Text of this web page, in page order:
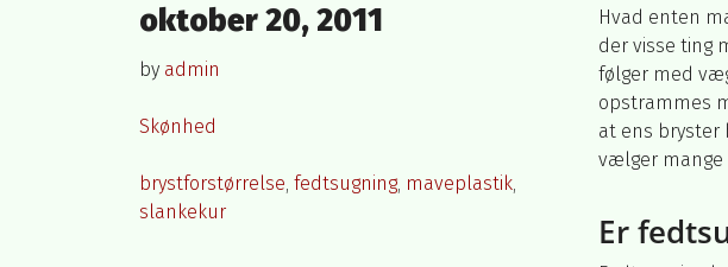
Posted
on
oktober 20, 2011
by admin
Posted
Skønhed
Tagged
brystforstørrelse, fedtsugning, maveplastik,
slankekur
Hvad enten
der visse ting
følger med
opstrammes
at ens
vælger mange
Er